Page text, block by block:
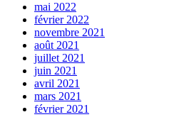
mai 2022
février 2022
novembre 2021
août 2021
juillet 2021
juin 2021
avril 2021
mars 2021
février 2021